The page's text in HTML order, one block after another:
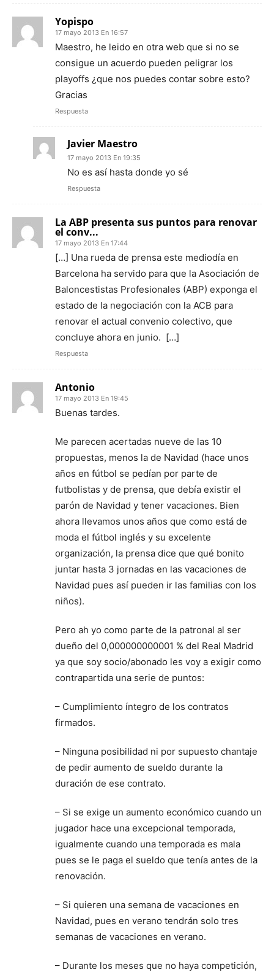
Yopispo
17 mayo 2013 En 16:57
Maestro, he leido en otra web que si no se
consigue un acuerdo pueden peligrar los
playoffs ¿que nos puedes contar sobre esto?
Gracias
Respuesta
Javier Maestro
17 mayo 2013 En 19:35
No es así hasta donde yo sé
Respuesta
La ABP presenta sus puntos para renovar
el conv...
17 mayo 2013 En 17:44
[…] Una rueda de prensa este mediodía en
Barcelona ha servido para que la Asociación de
Baloncestistas Profesionales (ABP) exponga el
estado de la negociación con la ACB para
renovar el actual convenio colectivo, que
concluye ahora en junio. […]
Respuesta
Antonio
17 mayo 2013 En 19:45
Buenas tardes.
Me parecen acertadas nueve de las 10
propuestas, menos la de Navidad (hace unos
años en fútbol se pedían por parte de
futbolistas y de prensa, que debía existir el
parón de Navidad y tener vacaciones. Bien
ahora llevamos unos años que como está de
moda el fútbol inglés y su excelente
organización, la prensa dice que qué bonito
juntar hasta 3 jornadas en las vacaciones de
Navidad pues así pueden ir las familias con los
niños).
Pero ah yo como parte de la patronal al ser
dueño del 0,000000000001 % del Real Madrid
ya que soy socio/abonado les voy a exigir como
contrapartida una serie de puntos:
– Cumplimiento íntegro de los contratos
firmados.
– Ninguna posibilidad ni por supuesto chantaje
de pedir aumento de sueldo durante la
duración de ese contrato.
– Si se exige un aumento económico cuando un
jugador hace una excepcional temporada,
igualmente cuando una temporada es mala
pues se le paga el sueldo que tenía antes de la
renovación.
– Si quieren una semana de vacaciones en
Navidad, pues en verano tendrán solo tres
semanas de vacaciones en verano.
– Durante los meses que no haya competición,